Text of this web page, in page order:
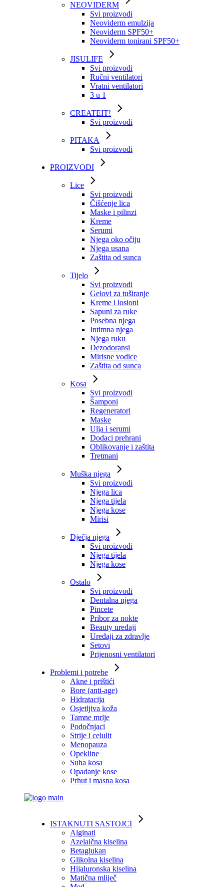
NEOVIDERM
Svi proizvodi
Neoviderm emulzija
Neoviderm SPF50+
Neoviderm tonirani SPF50+
JISULIFE
Svi proizvodi
Ručni ventilatori
Vratni ventilatori
3 u 1
CREATEIT!
Svi proizvodi
PITAKA
Svi proizvodi
PROIZVODI
Lice
Svi proizvodi
Čišćenje lica
Maske i pilinzi
Kreme
Serumi
Njega oko očiju
Njega usana
Zaštita od sunca
Tijelo
Svi proizvodi
Gelovi za tuširanje
Kreme i losioni
Sapuni za ruke
Posebna njega
Intimna njega
Njega ruku
Dezodoransi
Mirisne vodice
Zaštita od sunca
Kosa
Svi proizvodi
Šamponi
Regeneratori
Maske
Ulja i serumi
Dodaci prehrani
Oblikovanje i zaštita
Tretmani
Muška njega
Svi proizvodi
Njega lica
Njega tijela
Njega kose
Mirisi
Dječja njega
Svi proizvodi
Njega tijela
Njega kose
Ostalo
Svi proizvodi
Dentalna njega
Pincete
Pribor za nokte
Beauty uređaji
Uređaji za zdravlje
Setovi
Prijenosni ventilatori
Problemi i potrebe
Akne i prištići
Bore (anti-age)
Hidratacija
Osjetljiva koža
Tamne mrlje
Podočnjaci
Strije i celulit
Menopauza
Opekline
Suha kosa
Opadanje kose
Prhut i masna kosa
ISTAKNUTI SASTOJCI
Alginati
Azelaična kiselina
Betaglukan
Glikolna kiselina
Hijaluronska kiselina
Matična mliječ